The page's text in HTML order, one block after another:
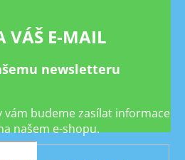
VÁŠ E-MAIL
newsletteru
vám budeme zasílat informace
našem e-shopu.